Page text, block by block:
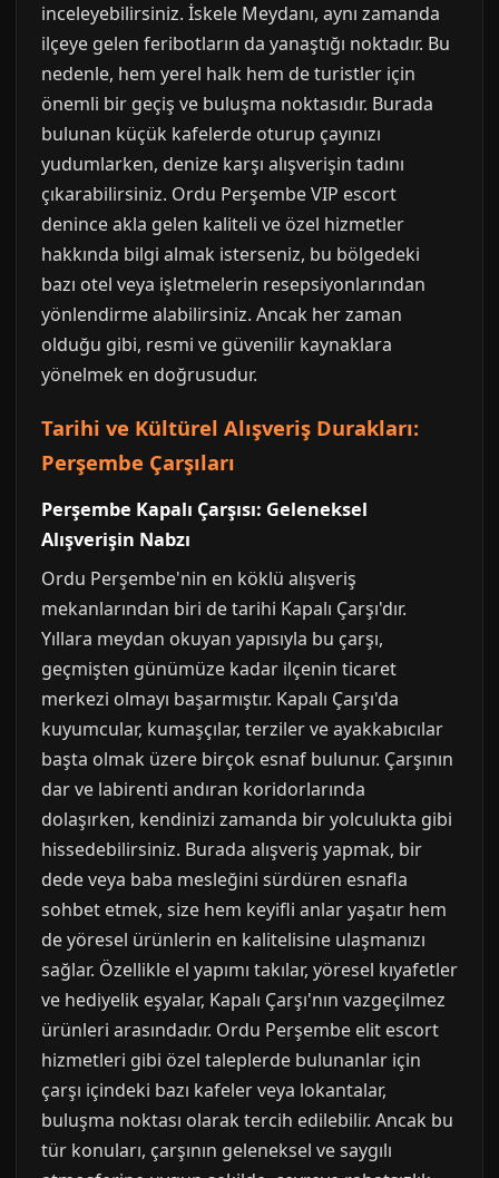
inceleyebilirsiniz. İskele Meydanı, aynı zamanda
ilçeye gelen feribotların da yanaştığı noktadır. Bu
nedenle, hem yerel halk hem de turistler için
önemli bir geçiş ve buluşma noktasıdır. Burada
bulunan küçük kafelerde oturup çayınızı
yudumlarken, denize karşı alışverişin tadını
çıkarabilirsiniz. Ordu Perşembe VIP escort
denince akla gelen kaliteli ve özel hizmetler
hakkında bilgi almak isterseniz, bu bölgedeki
bazı otel veya işletmelerin resepsiyonlarından
yönlendirme alabilirsiniz. Ancak her zaman
olduğu gibi, resmi ve güvenilir kaynaklara
yönelmek en doğrusudur.
Tarihi ve Kültürel Alışveriş Durakları:
Perşembe Çarşıları
Perşembe Kapalı Çarşısı: Geleneksel
Alışverişin Nabzı
Ordu Perşembe'nin en köklü alışveriş
mekanlarından biri de tarihi Kapalı Çarşı'dır.
Yıllara meydan okuyan yapısıyla bu çarşı,
geçmişten günümüze kadar ilçenin ticaret
merkezi olmayı başarmıştır. Kapalı Çarşı'da
kuyumcular, kumaşçılar, terziler ve ayakkabıcılar
başta olmak üzere birçok esnaf bulunur. Çarşının
dar ve labirenti andıran koridorlarında
dolaşırken, kendinizi zamanda bir yolculukta gibi
hissedebilirsiniz. Burada alışveriş yapmak, bir
dede veya baba mesleğini sürdüren esnafla
sohbet etmek, size hem keyifli anlar yaşatır hem
de yöresel ürünlerin en kalitelisine ulaşmanızı
sağlar. Özellikle el yapımı takılar, yöresel kıyafetler
ve hediyelik eşyalar, Kapalı Çarşı'nın vazgeçilmez
ürünleri arasındadır. Ordu Perşembe elit escort
hizmetleri gibi özel taleplerde bulunanlar için
çarşı içindeki bazı kafeler veya lokantalar,
buluşma noktası olarak tercih edilebilir. Ancak bu
tür konuları, çarşının geleneksel ve saygılı